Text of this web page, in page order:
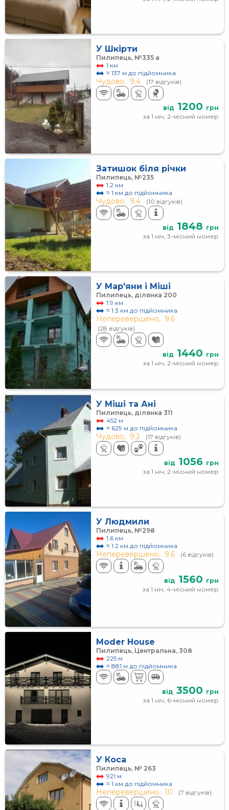
У Шкірти
Пилипець, №335 а
1 км
≈ 137 м до підйомника
Чудово, 9.4 (17 відгуків)
від 1200 грн
за 1 ніч, 2-місний номер
Затишок біля річки
Пилипець, №235
1.2 км
≈ 1 км до підйомника
Чудово, 9.4 (10 відгуків)
від 1848 грн
за 1 ніч, 3-місний номер
У Мар'яни і Міші
Пилипець, ділянка 200
1.9 км
≈ 1.3 км до підйомника
Неперевершено, 9.6
(28 відгуків)
від 1440 грн
за 1 ніч, 2-місний номер
У Міші та Ані
Пилипець, ділянка 311
452 м
≈ 629 м до підйомника
Чудово, 9.2 (17 відгуків)
від 1056 грн
за 1 ніч, 2-місний номер
У Людмили
Пилипець, №298
1.6 км
≈ 1.2 км до підйомника
Неперевершено, 9.6 (6 відгуків)
від 1560 грн
за 1 ніч, 4-місний номер
Moder House
Пилипець, Центральна, 308
225 м
≈ 881 м до підйомника
від 3500 грн
за 1 ніч, 6-місний номер
У Коса
Пилипець, № 263
921 м
≈ 1 км до підйомника
Неперевершено, 10 (7 відгуків)